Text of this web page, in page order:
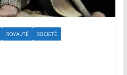
ROYAUTÉ
SOCIETÉ